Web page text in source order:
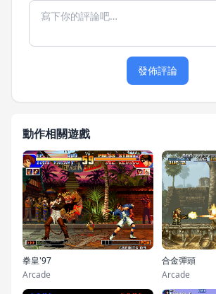
發佈評論
動作相關遊戲
拳皇'97
Arcade
合金彈頭
Arcade